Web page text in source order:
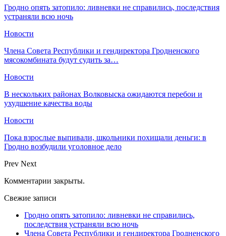
Гродно опять затопило: ливневки не справились, последствия
устраняли всю ночь
Новости
Члена Совета Республики и гендиректора Гродненского
мясокомбината будут судить за…
Новости
В нескольких районах Волковыска ожидаются перебои и
ухудшение качества воды
Новости
Пока взрослые выпивали, школьники похищали деньги: в
Гродно возбудили уголовное дело
Prev Next
Комментарии закрыты.
Свежие записи
Гродно опять затопило: ливневки не справились,
последствия устраняли всю ночь
Члена Совета Республики и гендиректора Гродненского